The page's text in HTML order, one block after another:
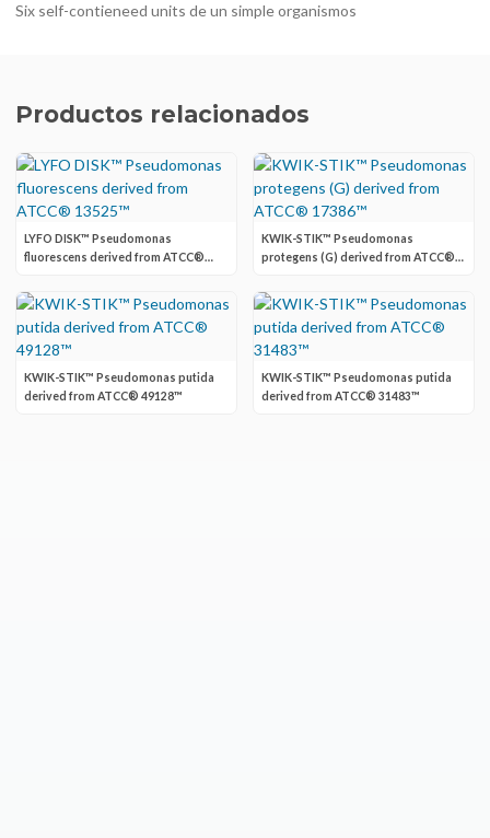
Six self-contieneed units de un simple organismos
Productos relacionados
LYFO DISK™ Pseudomonas
fluorescens derived from ATCC®
KWIK-STIK™ Pseudomonas
protegens (G) derived from ATCC®
KWIK-STIK™ Pseudomonas putida
derived from ATCC® 49128™
KWIK-STIK™ Pseudomonas putida
derived from ATCC® 31483™